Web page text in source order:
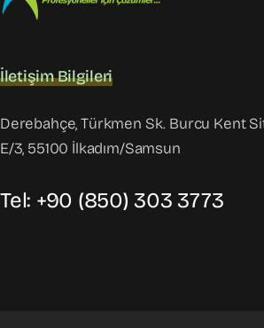
İletişim Bilgileri
Derebahçe, Türkmen Sk. Burcu Kent
E/3, 55100 İlkadım/Samsun
Tel: +90 (850) 303 3773